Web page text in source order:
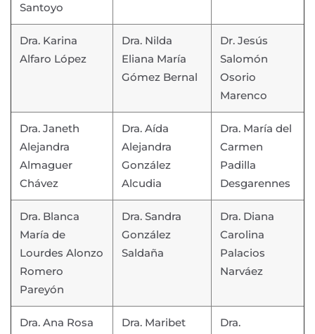
Santoyo
Dra. Karina
Alfaro López
Dra. Nilda
Eliana María
Gómez Bernal
Dr. Jesús
Salomón
Osorio
Marenco
Dra. Janeth
Alejandra
Almaguer
Chávez
Dra. Aída
Alejandra
González
Alcudia
Dra. María del
Carmen
Padilla
Desgarennes
Dra. Blanca
María de
Lourdes Alonzo
Romero
Pareyón
Dra. Sandra
González
Saldaña
Dra. Diana
Carolina
Palacios
Narváez
Dra. Ana Rosa
Dra. Maribet
Dra.